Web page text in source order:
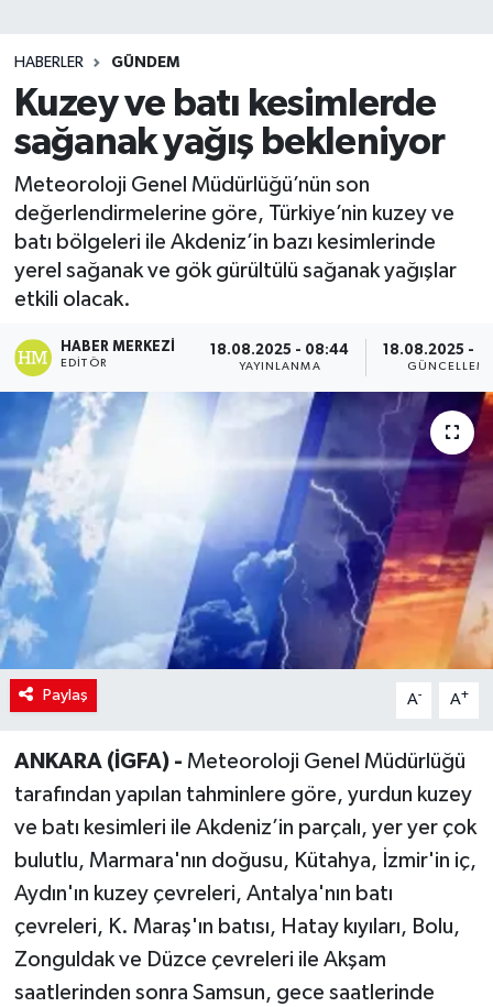
HABERLER GÜNDEM
Kuzey ve batı kesimlerde
sağanak yağış bekleniyor
Meteoroloji Genel Müdürlüğü’nün son
değerlendirmelerine göre, Türkiye’nin kuzey ve
batı bölgeleri ile Akdeniz’in bazı kesimlerinde
yerel sağanak ve gök gürültülü sağanak yağışlar
etkili olacak.
HABER MERKEZI
EDITÖR
18.08.2025 - 08:44
YAYINLANMA
18.08.2025 -
Paylaş A- A+
ANKARA (İGFA) - Meteoroloji Genel Müdürlüğü
tarafından yapılan tahminlere göre, yurdun kuzey
ve batı kesimleri ile Akdeniz’in parçalı, yer yer çok
bulutlu, Marmara'nın doğusu, Kütahya, İzmir'in iç,
Aydın'ın kuzey çevreleri, Antalya'nın batı
çevreleri, K. Maraş'ın batısı, Hatay kıyıları, Bolu,
Zonguldak ve Düzce çevreleri ile Akşam
saatlerinden sonra Samsun, gece saatlerinde
Teknoloji
TRABZON
TRABZONSPOR
Yaşam